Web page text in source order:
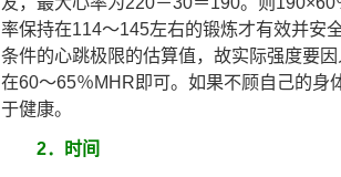
率保持在114～145左右的锻炼才有效并安
条件的心跳极限的估算值，故实际强度要
在60～65％MHR即可。如果不顾自己的身
于健康。
2．时间